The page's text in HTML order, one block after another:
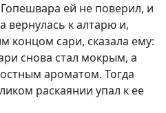
ей не поверил, и
вернулась к алтарю и,
концом сари, сказала ему:
снова стал мокрым, а
ароматом. Тогда
раскаянии упал к ее